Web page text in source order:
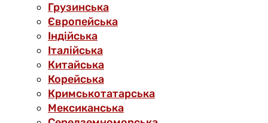
Грузинська
Європейська
Індійська
Італійська
Китайська
Корейська
Кримськотатарська
Мексиканська